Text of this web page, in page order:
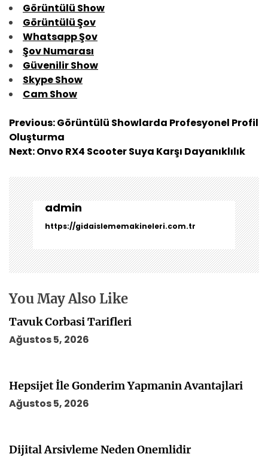
Görüntülü Show
Görüntülü Şov
Whatsapp Şov
Şov Numarası
Güvenilir Show
Skype Show
Cam Show
Y
a
z
g
e
z
i
n
m
e
i
Previous:Görüntülü Showlarda Profesyonel Profil
Oluşturma
Next:Onvo RX4 Scooter Suya Karşı Dayanıklılık
admin
https://gidaislememakineleri.com.tr
You May Also Like
Tavuk Corbasi Tarifleri
Ağustos 5, 2026
Hepsijet İle Gonderim Yapmanin Avantajlari
Ağustos 5, 2026
Dijital Arsivleme Neden Onemlidir